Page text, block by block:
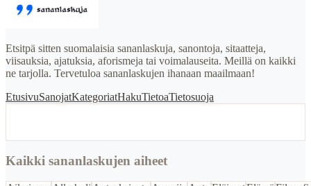
Etsitpä sitten suomalaisia sananlaskuja, sanontoja, sitaatteja,
viisauksia, ajatuksia, aforismeja tai voimalauseita. Meillä on kaikki
ne tarjolla. Tervetuloa sananlaskujen ihanaan maailmaan!
EtusivuSanojatKategoriatHakuTietoaTietosuoja
Kaikki sananlaskujen aiheet